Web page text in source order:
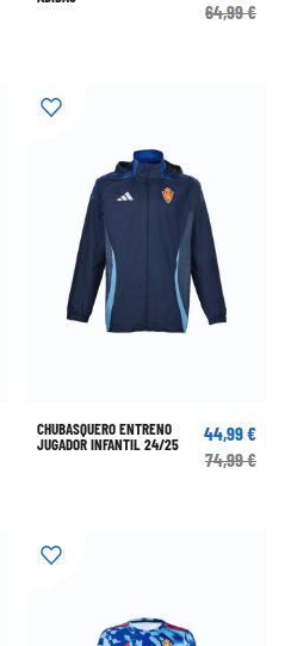
64,99 €
CHUBASQUERO ENTRENO
JUGADOR INFANTIL 24/25
44,99 €
74,99 €